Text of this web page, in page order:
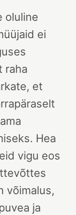
oluline
ei
raha
et
Hea
vigu eos
võimalus,
ja